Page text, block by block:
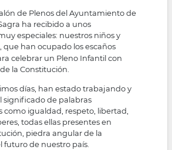
de Plenos del Ayuntamiento de
ha recibido a unos
especiales: nuestros niños y
, que han ocupado los escaños
celebrar un Pleno Infantil con
la Constitución.
días, han estado trabajando y
significado de palabras
igualdad, respeto, libertad,
todas ellas presentes en
piedra angular de la
futuro de nuestro país.